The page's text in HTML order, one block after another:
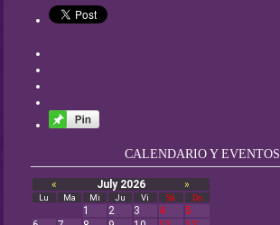
CALENDARIO Y EVENTOS
« July 2026 »
Lu Ma Mi Ju Vi Sá Do
1 2 3 4
5